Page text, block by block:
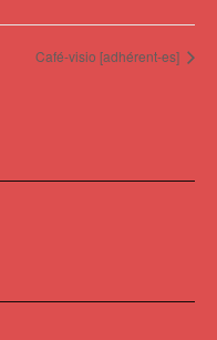
Café-visio [adhérent-es]